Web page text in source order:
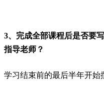
3、完成全部课程后是否要
指导老师？
学习结束前的最后半年开始